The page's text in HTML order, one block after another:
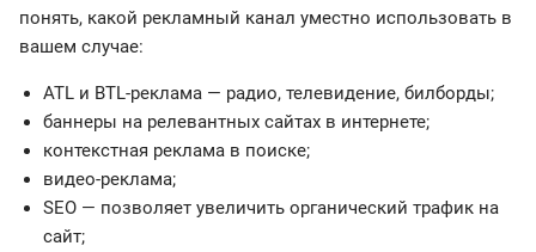
понять, какой рекламный канал уместно использовать в
вашем случае:
ATL и BTL-реклама — радио, телевидение, билборды;
баннеры на релевантных сайтах в интернете;
контекстная реклама в поиске;
видео-реклама;
SEO — позволяет увеличить органический трафик на
сайт;